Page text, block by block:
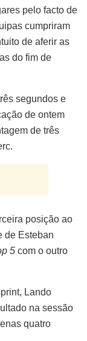
pelo facto de
cumpriram
de aferir as
do fim de
segundos e
de ontem
de três
posição ao
de Esteban
5 com o outro
Lando
na sessão
quatro